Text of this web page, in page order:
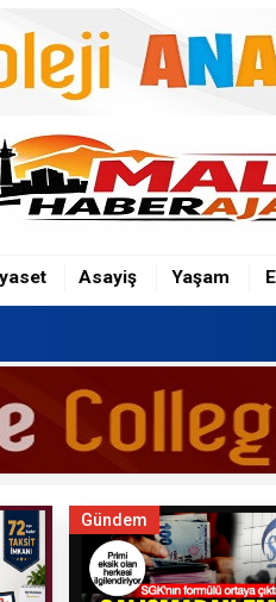
Asayiş Yaşam
Sunuldu
Gündem